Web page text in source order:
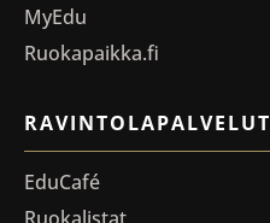
MyEdu
Ruokapaikka.fi
RAVINTOLAPALVELUT
EduCafé